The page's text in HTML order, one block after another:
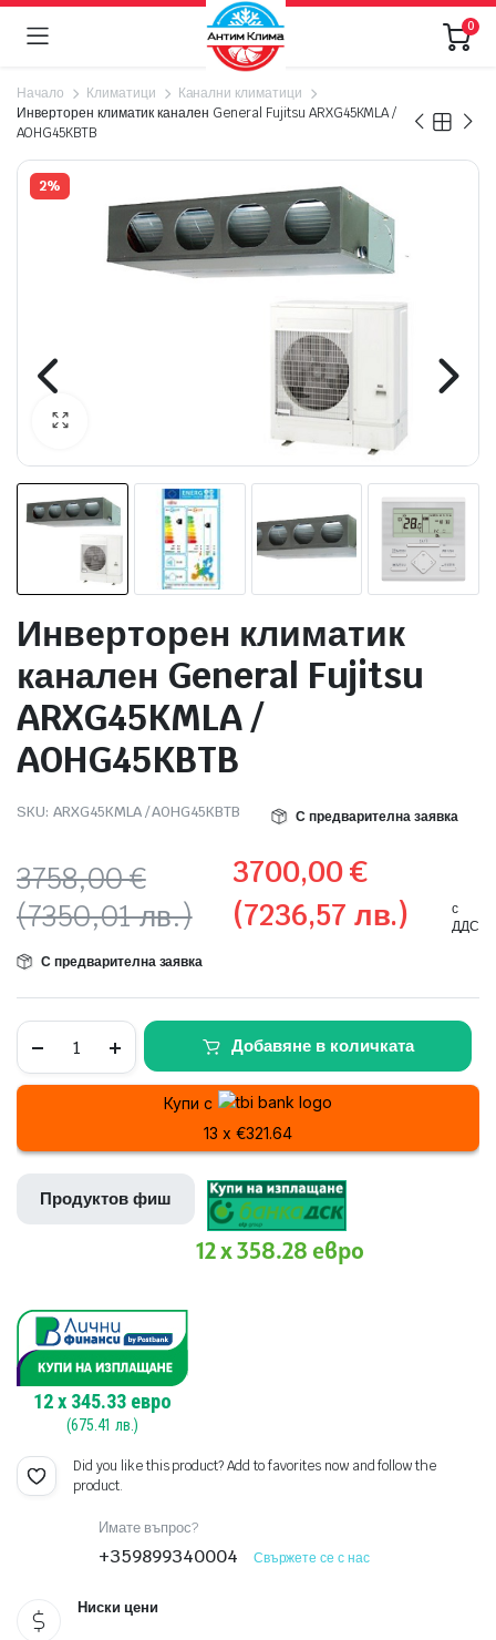
0
Начало Климатици
Канални климатици
Инверторен климатик канален General Fujitsu ARXG45KMLA /
AOHG45KBTB
2%
Инверторен климатик
канален General Fujitsu
ARXG45KMLA /
AOHG45KBTB
SKU: ARXG45KMLA / AOHG45KBTB С предварителна заявка
3758,00€
(7350,01 лв.)
Original
price
was:
3758,00 €
лв.).
3700,00€
(7236,57 лв.)
Текущата
цена
е:
3700,00 €
лв.).
с
ДДС
С предварителна заявка
Инверторен
климатик
General
AOHG45KBTB
Добавяне в количката
Купи с
13 x €321.64
Продуктов фиш
12 x 358.28 евро
12x 345.33евро
(675.41 лв.)
Did you like this product? Add to favorites now and follow the
product.
Имате въпрос?
+359899340004 Свържете се с нас
Ниски цени